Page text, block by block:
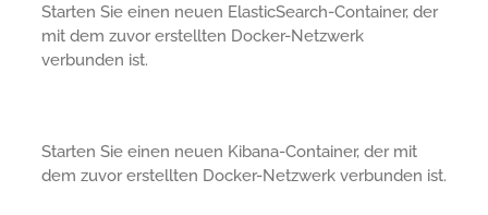
Starten Sie einen neuen ElasticSearch-Container, der
mit dem zuvor erstellten Docker-Netzwerk
verbunden ist.
Starten Sie einen neuen Kibana-Container, der mit
dem zuvor erstellten Docker-Netzwerk verbunden ist.